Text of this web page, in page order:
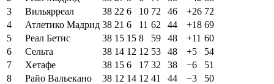
3
Вильярреал 38 22 6 10 72 46 +26 72
4
Атлетико Мадрид 38 21 6 11 62 44 +18 69
5
Реал Бетис 38 15 15 8 59 48 +11 60
6
Сельта 38 14 12 12 53 48 +5
54
7
Хетафе 38 15 6 17 32 38 −6
51
8
Райо Вальекано 38 12 14 12 41 44 −3
50